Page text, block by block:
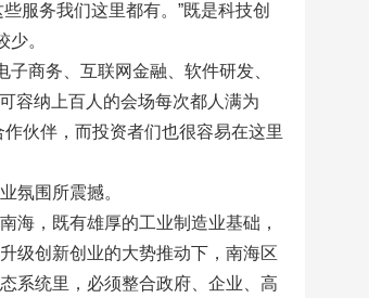
服务我们这里都有。”既是科技创
。
商务、互联网金融、软件研发、
容纳上百人的会场每次都人满为
伙伴，而投资者们也很容易在这里
氛围所震撼。
海，既有雄厚的工业制造业基础，
级创新创业的大势推动下，南海区
系统里，必须整合政府、企业、高